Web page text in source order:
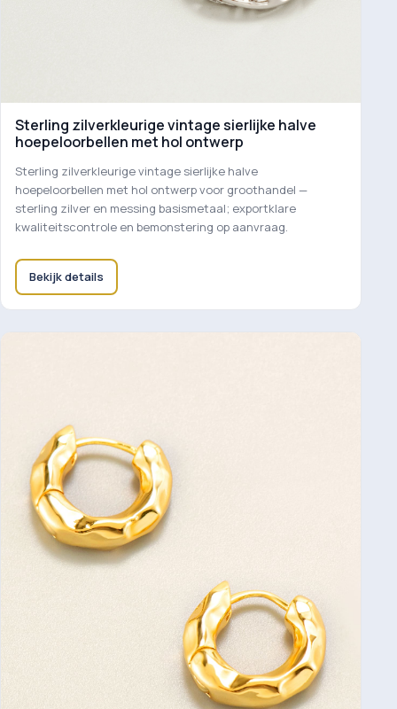
Sterling zilverkleurige vintage sierlijke halve
hoepeloorbellen met hol ontwerp
Sterling zilverkleurige vintage sierlijke halve
hoepeloorbellen met hol ontwerp voor groothandel —
sterling zilver en messing basismetaal; exportklare
kwaliteitscontrole en bemonstering op aanvraag.
Bekijk details